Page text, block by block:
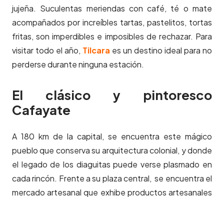
jujeña. Suculentas meriendas con café, té o mate
acompañados por increíbles tartas, pastelitos, tortas
fritas, son imperdibles e imposibles de rechazar. Para
visitar todo el año, Tilcara es un destino ideal para no
perderse durante ninguna estación.
El clásico y pintoresco
Cafayate
A 180 km de la capital, se encuentra este mágico
pueblo que conserva su arquitectura colonial, y donde
el legado de los diaguitas puede verse plasmado en
cada rincón. Frente a su plaza central, se encuentra el
mercado artesanal que exhibe productos artesanales